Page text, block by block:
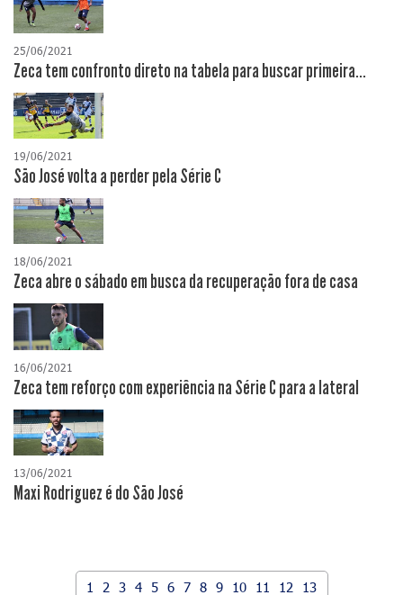
25/06/2021
Zeca tem confronto direto na tabela para buscar primeira...
19/06/2021
São José volta a perder pela Série C
18/06/2021
Zeca abre o sábado em busca da recuperação fora de casa
16/06/2021
Zeca tem reforço com experiência na Série C para a lateral
13/06/2021
Maxi Rodriguez é do São José
1 2 3 4 5 6 7 8 9 10 11 12
13